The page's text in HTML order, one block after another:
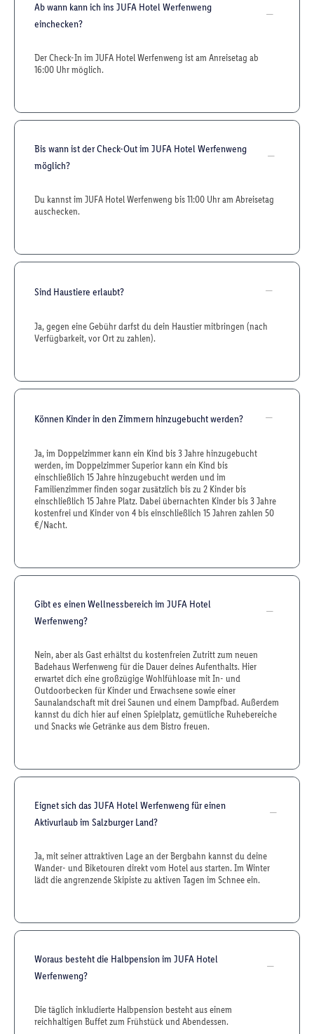
Ab wann kann ich ins JUFA Hotel Werfenweng
einchecken?
Der Check-In im JUFA Hotel Werfenweng ist am Anreisetag ab
16:00 Uhr möglich.
Bis wann ist der Check-Out im JUFA Hotel Werfenweng
möglich?
Du kannst im JUFA Hotel Werfenweng bis 11:00 Uhr am Abreisetag
auschecken.
Sind Haustiere erlaubt?
Ja, gegen eine Gebühr darfst du dein Haustier mitbringen (nach
Verfügbarkeit, vor Ort zu zahlen).
Können Kinder in den Zimmern hinzugebucht werden?
Ja, im Doppelzimmer kann ein Kind bis 3 Jahre hinzugebucht
werden, im Doppelzimmer Superior kann ein Kind bis
einschließlich 15 Jahre hinzugebucht werden und im
Familienzimmer finden sogar zusätzlich bis zu 2 Kinder bis
einschließlich 15 Jahre Platz. Dabei übernachten Kinder bis 3 Jahre
kostenfrei und Kinder von 4 bis einschließlich 15 Jahren zahlen 50
€/Nacht.
Gibt es einen Wellnessbereich im JUFA Hotel
Werfenweng?
Nein, aber als Gast erhältst du kostenfreien Zutritt zum neuen
Badehaus Werfenweng für die Dauer deines Aufenthalts. Hier
erwartet dich eine großzügige Wohlfühloase mit In- und
Outdoorbecken für Kinder und Erwachsene sowie einer
Saunalandschaft mit drei Saunen und einem Dampfbad. Außerdem
kannst du dich hier auf einen Spielplatz, gemütliche Ruhebereiche
und Snacks wie Getränke aus dem Bistro freuen.
Eignet sich das JUFA Hotel Werfenweng für einen
Aktivurlaub im Salzburger Land?
Ja, mit seiner attraktiven Lage an der Bergbahn kannst du deine
Wander- und Biketouren direkt vom Hotel aus starten. Im Winter
lädt die angrenzende Skipiste zu aktiven Tagen im Schnee ein.
Woraus besteht die Halbpension im JUFA Hotel
Werfenweng?
Die täglich inkludierte Halbpension besteht aus einem
reichhaltigen Buffet zum Frühstück und Abendessen.